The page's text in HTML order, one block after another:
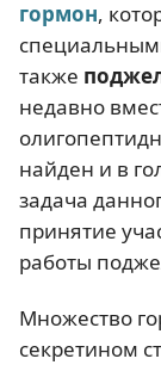
гормон,
также
недавно
найден и в
задача
принятие
работы
Множество
секретином